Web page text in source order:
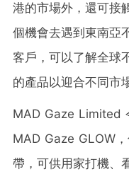
港的市場外，還可接
個機會去遇到東南亞
客戶，可以了解全球
的產品以迎合不同市
MAD Gaze Limited
MAD Gaze GLOW
帶，可供用家打機、